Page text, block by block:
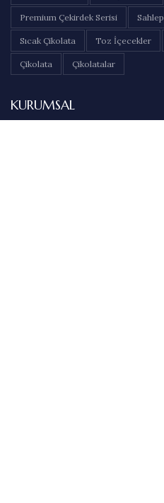
Premium Çekirdek Serisi Sahlep
Sıcak Çikolata Toz İçecekler
Çikolata Çikolatalar
KURUMSAL